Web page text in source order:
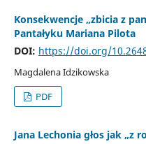
Konsekwencje „zbicia z
Pantałyku Mariana Pilota
DOI: https://doi.org/
Magdalena Idzikowska
PDF
Jana Lechonia głos jak „z